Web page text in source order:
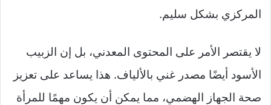
المركزي بشكل سليم.
لا يقتصر الأمر على المحتوى المعدني، بل إن الزبيب
الأسود أيضًا مصدر غني بالألياف. هذا يساعد على تعزيز
صحة الجهاز الهضمي، مما يمكن أن يكون مهمًا للمرأة